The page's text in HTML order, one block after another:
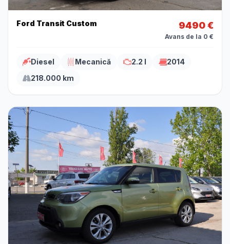
Ford Transit Custom 9490 €
Avans de la 0 €
Diesel Mecanică 2.2 l
2014
218.000 km